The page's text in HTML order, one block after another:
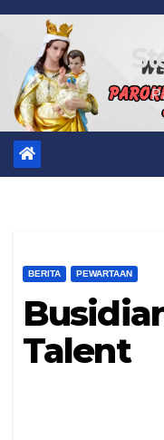
Skip
content
BERITA PEWARTAAN
Talent